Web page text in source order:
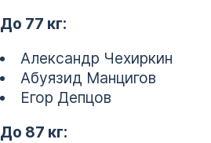
До 77 кг:
Александр Чехиркин
Абуязид Манцигов
Егор Депцов
До 87 кг: